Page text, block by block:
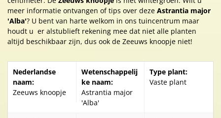
meer informatie ontvangen of tips over deze Astrantia major
'Alba'? U bent van harte welkom in ons tuincentrum maar
houdt u er alstublieft rekening mee dat niet alle planten
altijd beschikbaar zijn, dus ook de Zeeuws knoopje niet!
Nederlandse
naam:
Zeeuws knoopje
Wetenschappelij
ke naam:
Astrantia major
'Alba'
Type plant:
Vaste plant